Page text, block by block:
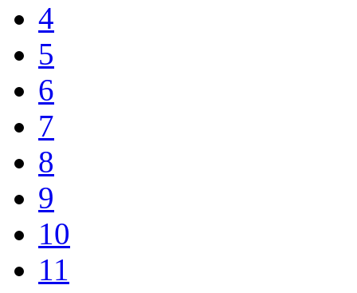
4
5
6
7
8
9
10
11